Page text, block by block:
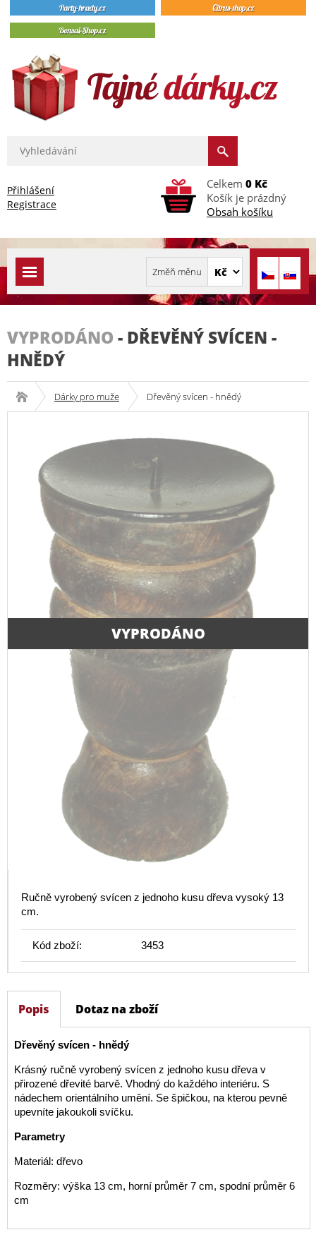
Přihlášení
Registrace
Celkem 0 Kč
Košík je prázdný
Obsah košíku
VYPRODÁNO - DŘEVĚNÝ SVÍCEN -
HNĚDÝ
Dárky pro muže Dřevěný svícen - hnědý
VYPRODÁNO
Ručně vyrobený svícen z jednoho kusu dřeva vysoký 13
cm.
Kód zboží: 3453
Popis Dotaz na zboží
Dřevěný svícen - hnědý
Krásný ručně vyrobený svícen z jednoho kusu dřeva v
přirozené dřevité barvě. Vhodný do každého interiéru. S
nádechem orientálního umění. Se špičkou, na kterou pevně
upevníte jakoukoli svíčku.
Parametry
Materiál: dřevo
Rozměry: výška 13 cm, horní průměr 7 cm, spodní průměr 6
cm